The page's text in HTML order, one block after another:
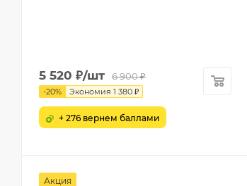
5 520 ₽/шт 6 900₽
-20% Экономия 1 380 ₽
+ 276 вернем баллами
Акция